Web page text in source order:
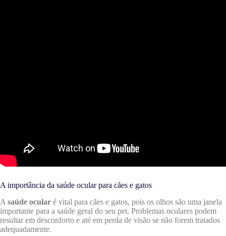
A importância da saúde ocular para cães e gatos
A saúde ocular é vital para cães e gatos, pois os olhos são uma janela
importante para a saúde geral do seu pet. Problemas oculares podem
resultar em desconforto e até em perda de visão se não forem tratados
adequadamente.